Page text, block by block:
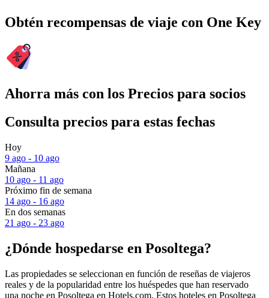
Obtén recompensas de viaje con One Key
Ahorra más con los Precios para socios
Consulta precios para estas fechas
Hoy
9 ago - 10 ago
Mañana
10 ago - 11 ago
Próximo fin de semana
14 ago - 16 ago
En dos semanas
21 ago - 23 ago
¿Dónde hospedarse en Posoltega?
Las propiedades se seleccionan en función de reseñas de viajeros
reales y de la popularidad entre los huéspedes que han reservado
una noche en Posoltega en Hotels.com. Estos hoteles en Posoltega